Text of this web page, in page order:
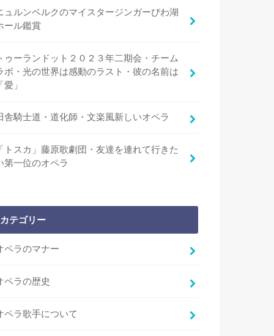
ュルンベルクのマイスタージンガーびわ湖
ール鑑賞
ゥーランドット２０２３年二期会・チーム
ボ・光の世界は感動のラスト・彼の名前は
「愛」
舎騎士道・道化師・文楽風新しいオペラ
「トスカ」藤原歌劇団・友達を連れて行きた
第一位のオペラ
カテゴリー
ペラのマナー
ペラの歴史
ペラ歌手について